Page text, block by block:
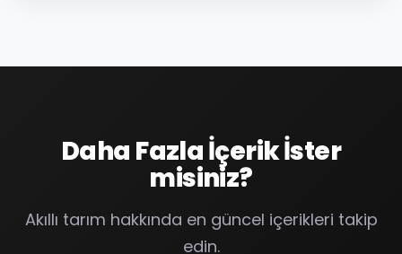
Daha Fazla İçerik İster
misiniz?
Akıllı tarım hakkında en güncel içerikleri takip
edin.